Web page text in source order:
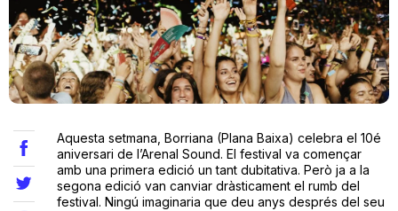
Internet
Opinió
Llibres
Aquesta setmana, Borriana (Plana Baixa) celebra el 10é
aniversari de l’Arenal Sound. El festival va començar
amb una primera edició un tant dubitativa. Però ja a la
segona edició van canviar dràsticament el rumb del
festival. Ningú imaginaria que deu anys després del seu